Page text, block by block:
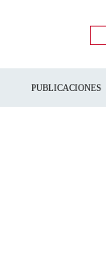
PUBLICACIONES